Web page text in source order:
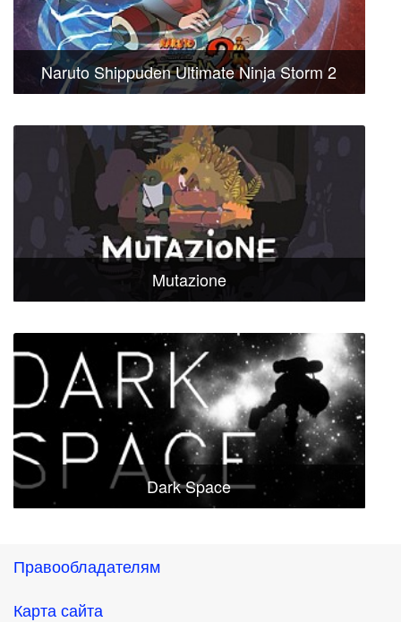
Naruto Shippuden Ultimate Ninja Storm 2
Mutazione
Dark Space
Правообладателям
Карта сайта